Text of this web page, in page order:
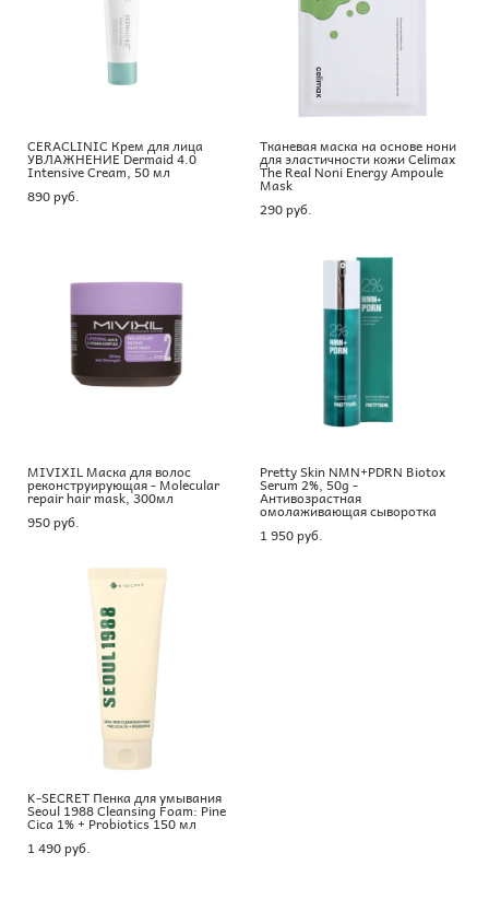
CERACLINIC Крем для лица
УВЛАЖНЕНИЕ Dermaid 4.0
Intensive Cream, 50 мл
890 pуб.
Тканевая маска на основе нони
для эластичности кожи Celimax
The Real Noni Energy Ampoule
Mask
290 pуб.
MIVIXIL Маска для волос
реконструирующая - Molecular
repair hair mask, 300мл
950 pуб.
Pretty Skin NMN+PDRN Biotox
Serum 2%, 50g -
Антивозрастная
омолаживающая сыворотка
1 950 pуб.
K-SECRET Пенка для умывания
Seoul 1988 Cleansing Foam: Pine
Cica 1% + Probiotics 150 мл
1 490 pуб.